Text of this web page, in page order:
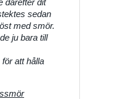
därefter dit
sedan
med smör.
ju bara till
att hålla